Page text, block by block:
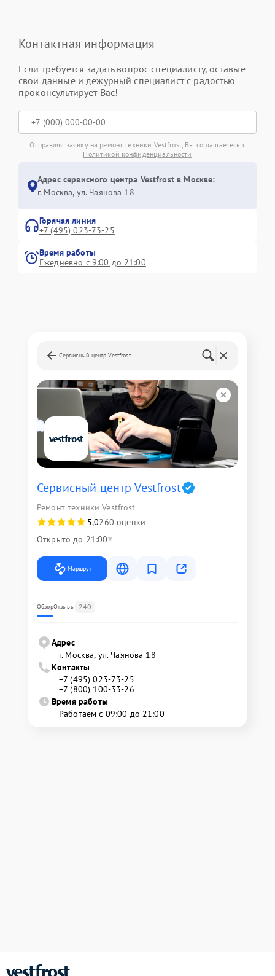
Контактная информация
Если требуется задать вопрос специалисту, оставьте
свои данные и дежурный специалист с радостью
проконсультирует Вас!
Отправляя заявку на ремонт техники Vestfrost, Вы соглашаетесь с
Политикой конфиденциальности
Адрес сервисного центра Vestfrost в Москве:
г. Москва, ул. Чаянова 18
Горячая линия
+7 (495) 023-73-25
Время работы
Ежедневно с 9:00 до 21:00
Сервисный центр Vestfrost
Сервисный центр Vestfrost
Ремонт техники Vestfrost
5,0260 оценки
Открыто до 21:00
Маршрут
ОбзорОтзывы 240
Адрес
г. Москва, ул. Чаянова 18
Контакты
+7 (495) 023-73-25
+7 (800) 100-33-26
Время работы
Работаем с 09:00 до 21:00